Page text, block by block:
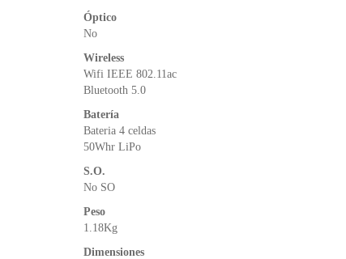
Óptico
No
Wireless
Wifi IEEE 802.11ac
Bluetooth 5.0
Batería
Bateria 4 celdas
50Whr LiPo
S.O.
No SO
Peso
1.18Kg
Dimensiones